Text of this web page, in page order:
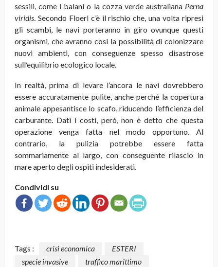
sessili, come i balani o la cozza verde australiana Perna
viridis. Secondo Floerl c’è il rischio che, una volta ripresi
gli scambi, le navi porteranno in giro ovunque questi
organismi, che avranno così la possibilità di colonizzare
nuovi ambienti, con conseguenze spesso disastrose
sull’equilibrio ecologico locale.
In realtà, prima di levare l’ancora le navi dovrebbero
essere accuratamente pulite, anche perché la copertura
animale appesantisce lo scafo, riducendo l’efficienza del
carburante. Dati i costi, però, non è detto che questa
operazione venga fatta nel modo opportuno. Al
contrario, la pulizia potrebbe essere fatta
sommariamente al largo, con conseguente rilascio in
mare aperto degli ospiti indesiderati.
Condividi su
Tags : crisi economica
ESTERI
specie invasive
traffico marittimo